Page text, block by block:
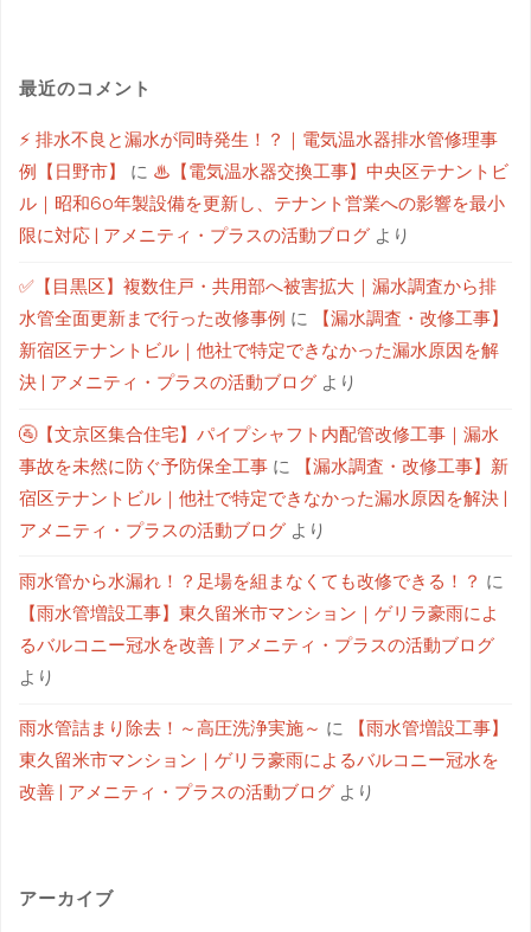
最近のコメント
⚡ 排水不良と漏水が同時発生！？｜電気温水器排水管修理事
例【日野市】
に ♨【電気温水器交換工事】中央区テナントビ
ル｜昭和60年製設備を更新し、テナント営業への影響を最小
限に対応 | アメニティ・プラスの活動ブログ より
✅【目黒区】複数住戸・共用部へ被害拡大｜漏水調査から排
水管全面更新まで行った改修事例 に
【漏水調査・改修工事】
新宿区テナントビル｜他社で特定できなかった漏水原因を解
決 | アメニティ・プラスの活動ブログ より
🚰【文京区集合住宅】パイプシャフト内配管改修工事｜漏水
事故を未然に防ぐ予防保全工事 に
【漏水調査・改修工事】新
宿区テナントビル｜他社で特定できなかった漏水原因を解決 |
アメニティ・プラスの活動ブログ より
雨水管から水漏れ！？足場を組まなくても改修できる！？ に
【雨水管増設工事】東久留米市マンション｜ゲリラ豪雨によ
るバルコニー冠水を改善 | アメニティ・プラスの活動ブログ
より
雨水管詰まり除去！～高圧洗浄実施～ に
【雨水管増設工事】
東久留米市マンション｜ゲリラ豪雨によるバルコニー冠水を
改善 | アメニティ・プラスの活動ブログ より
アーカイブ